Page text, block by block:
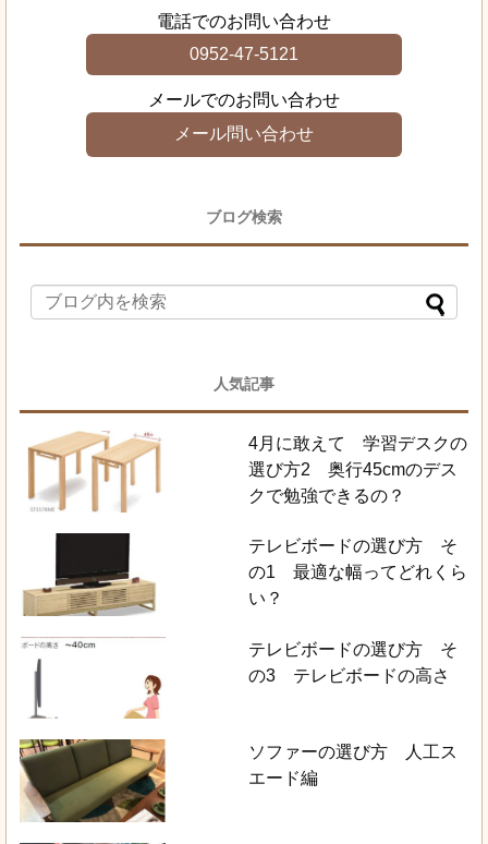
電話でのお問い合わせ
0952-47-5121
メールでのお問い合わせ
メール問い合わせ
ブログ検索
人気記事
4月に敢えて 学習デスクの
選び方2 奥行45cmのデス
クで勉強できるの？
テレビボードの選び方 そ
の1 最適な幅ってどれくら
い？
テレビボードの選び方 そ
の3 テレビボードの高さ
ソファーの選び方 人工ス
エード編